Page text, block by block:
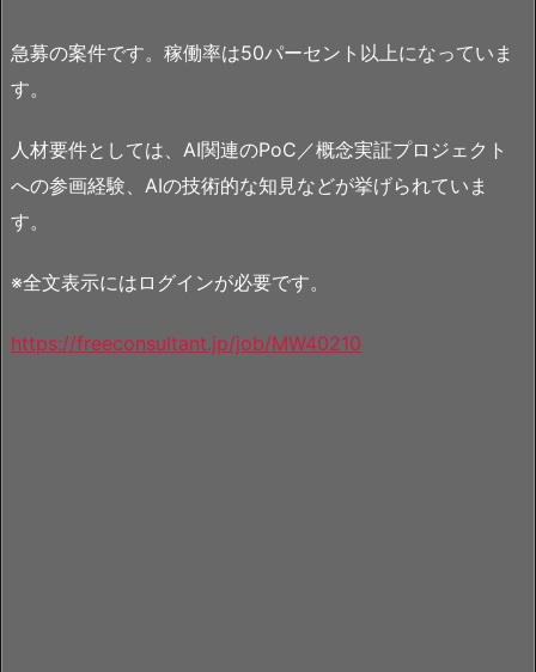
急募の案件です。稼働率は50パーセント以上になっていま
す。
人材要件としては、AI関連のPoC／概念実証プロジェクト
への参画経験、AIの技術的な知見などが挙げられていま
す。
※全文表示にはログインが必要です。
https://freeconsultant.jp/job/MW40210